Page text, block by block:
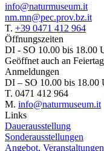
info@naturmuseum.it
nm.mn@pec.prov.bz.it
T. +39 0471 412 964
Öffnungszeiten
DI - SO 10.00 bis 18.00
Geöffnet auch an
Anmeldungen
DI – SO 10.00 bis 18.00
T. 0471 412 964
M. info@naturmuseum.it
Links
Dauerausstellung
Sonderausstellungen
Angebot,